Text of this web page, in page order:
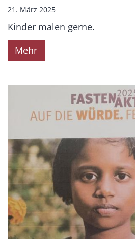
21. März 2025
Kinder malen gerne.
Mehr